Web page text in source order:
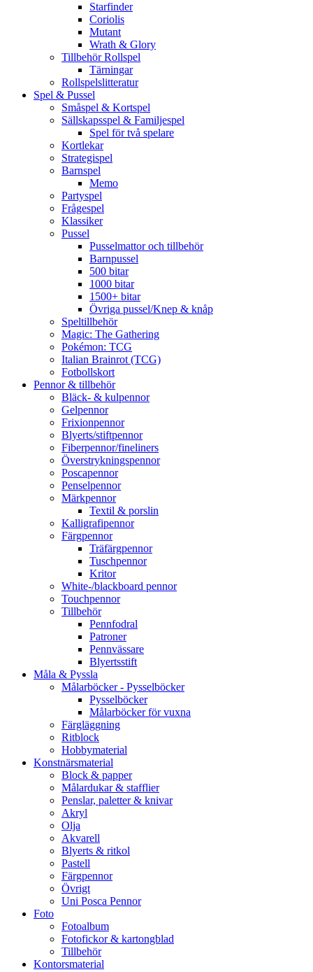
Starfinder
Coriolis
Mutant
Wrath & Glory
Tillbehör Rollspel
Tärningar
Rollspelslitteratur
Spel & Pussel
Småspel & Kortspel
Sällskapsspel & Familjespel
Spel för två spelare
Kortlekar
Strategispel
Barnspel
Memo
Partyspel
Frågespel
Klassiker
Pussel
Pusselmattor och tillbehör
Barnpussel
500 bitar
1000 bitar
1500+ bitar
Övriga pussel/Knep & knåp
Speltillbehör
Magic: The Gathering
Pokémon: TCG
Italian Brainrot (TCG)
Fotbollskort
Pennor & tillbehör
Bläck- & kulpennor
Gelpennor
Frixionpennor
Blyerts/stiftpennor
Fiberpennor/fineliners
Överstrykningspennor
Poscapennor
Penselpennor
Märkpennor
Textil & porslin
Kalligrafipennor
Färgpennor
Träfärgpennor
Tuschpennor
Kritor
White-/blackboard pennor
Touchpennor
Tillbehör
Pennfodral
Patroner
Pennvässare
Blyertsstift
Måla & Pyssla
Målarböcker - Pysselböcker
Pysselböcker
Målarböcker för vuxna
Färgläggning
Ritblock
Hobbymaterial
Konstnärsmaterial
Block & papper
Målardukar & stafflier
Penslar, paletter & knivar
Akryl
Olja
Akvarell
Blyerts & ritkol
Pastell
Färgpennor
Övrigt
Uni Posca Pennor
Foto
Fotoalbum
Fotofickor & kartongblad
Tillbehör
Kontorsmaterial